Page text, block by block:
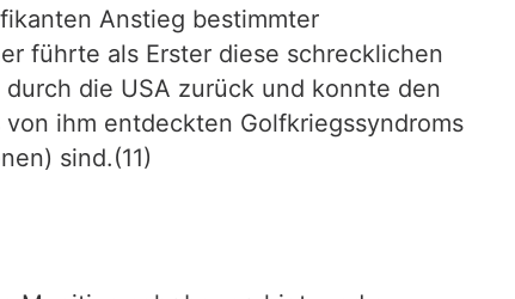
Anstieg bestimmter
führte als Erster diese schrecklichen
die USA zurück und konnte den
ihm entdeckten Golfkriegssyndroms
sind.(11)